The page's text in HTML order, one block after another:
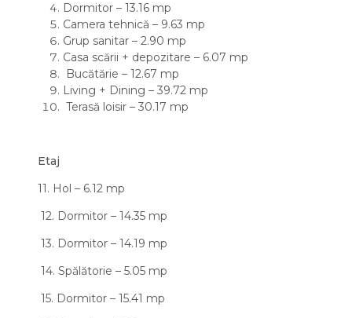
Dormitor – 13.16 mp
Camera tehnică – 9.63 mp
Grup sanitar – 2.90 mp
Casa scării + depozitare – 6.07 mp
Bucătărie – 12.67 mp
Living + Dining – 39.72 mp
Terasă loisir – 30.17 mp
Etaj
11. Hol – 6.12 mp
12. Dormitor – 14.35 mp
13. Dormitor – 14.19 mp
14. Spălătorie – 5.05 mp
15. Dormitor – 15.41 mp